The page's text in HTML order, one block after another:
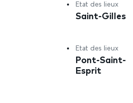
Etat des lieux
Saint-Gilles
Etat des lieux
Pont-Saint-
Esprit